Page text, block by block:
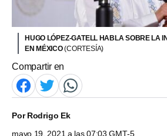
HUGO LÓPEZ-GATELL HABLA SOBRE LA
EN MÉXICO(CORTESÍA)
Compartir en
PorRodrigo Ek
mayo 19, 2021 a las 07:03 GMT-5